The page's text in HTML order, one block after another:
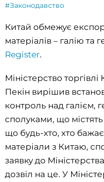
#Законодавство
Китай обмежує
матеріалів – галію та
Register.
Міністерство
Пекін вирішив
контроль над галієм,
сполуками, що
що будь-хто, хто
матеріали з Китаю,
заявку до
дозвіл на це. У